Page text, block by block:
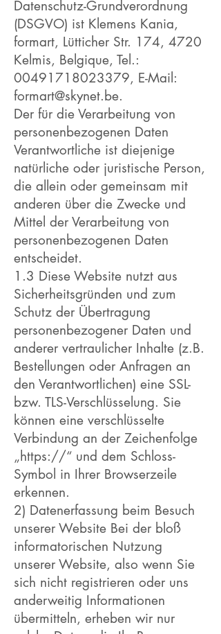
Datenschutz-Grundverordnung
(DSGVO) ist Klemens Kania,
formart, Lütticher Str. 174, 4720
Kelmis, Belgique, Tel.:
00491718023379, E-Mail:
formart@skynet.be.
Der für die Verarbeitung von
personenbezogenen Daten
Verantwortliche ist diejenige
natürliche oder juristische Person,
die allein oder gemeinsam mit
anderen über die Zwecke und
Mittel der Verarbeitung von
personenbezogenen Daten
entscheidet.
1.3 Diese Website nutzt aus
Sicherheitsgründen und zum
Schutz der Übertragung
personenbezogener Daten und
anderer vertraulicher Inhalte (z.B.
Bestellungen oder Anfragen an
den Verantwortlichen) eine SSL-
bzw. TLS-Verschlüsselung. Sie
können eine verschlüsselte
Verbindung an der Zeichenfolge
„https://“ und dem Schloss-
Symbol in Ihrer Browserzeile
erkennen.
2) Datenerfassung beim Besuch
unserer Website Bei der bloß
informatorischen Nutzung
unserer Website, also wenn Sie
sich nicht registrieren oder uns
anderweitig Informationen
übermitteln, erheben wir nur